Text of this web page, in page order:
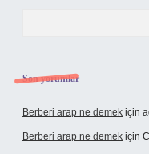
Son yorumlar
Berberi arap ne demek için
Berberi arap ne demek için